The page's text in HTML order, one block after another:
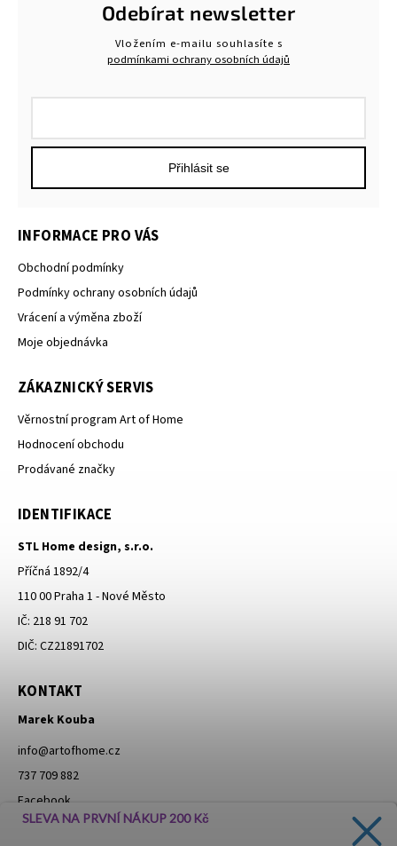
Odebírat newsletter
Vložením e-mailu souhlasíte s
podmínkami ochrany osobních údajů
Přihlásit se
INFORMACE PRO VÁS
Obchodní podmínky
Podmínky ochrany osobních údajů
Vrácení a výměna zboží
Moje objednávka
ZÁKAZNICKÝ SERVIS
Věrnostní program Art of Home
Hodnocení obchodu
Prodávané značky
IDENTIFIKACE
STL Home design, s.r.o.
Příčná 1892/4
110 00 Praha 1 - Nové Město
IČ: 218 91 702
DIČ: CZ21891702
KONTAKT
Marek Kouba
info@artofhome.cz
737 709 882
Facebook
Instagram
SLEVA NA PRVNÍ NÁKUP 200 Kč